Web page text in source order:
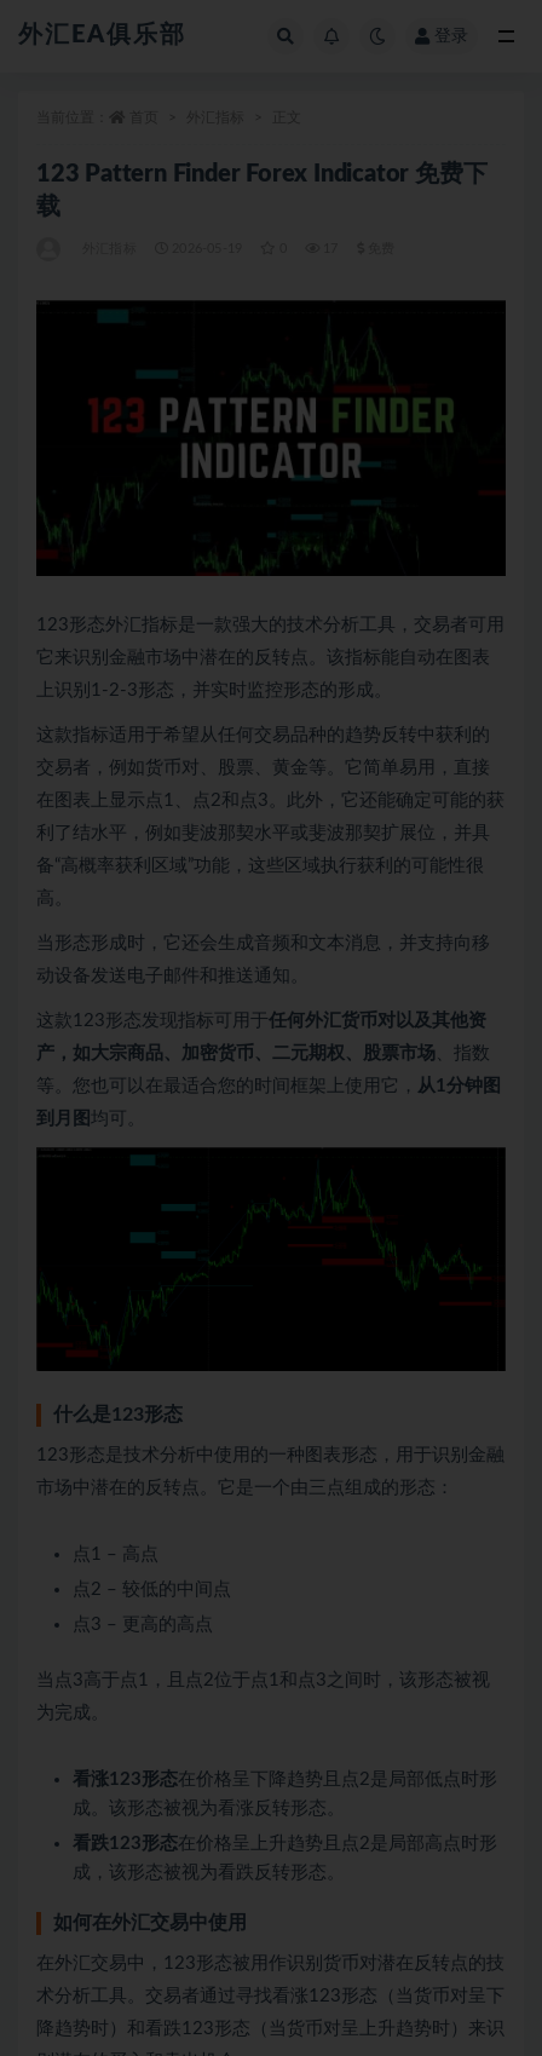
外汇EA俱乐部 登录
123 Pattern Finder Forex Indicator 免费下
载
123形态外汇指标是一款强大的技术分析工具，交易者可用
它来识别金融市场中潜在的反转点。该指标能自动在图表
上识别1-2-3形态，并实时监控形态的形成。
这款指标适用于希望从任何交易品种的趋势反转中获利的
交易者，例如货币对、股票、黄金等。它简单易用，直接
在图表上显示点1、点2和点3。此外，它还能确定可能的获
利了结水平，例如斐波那契水平或斐波那契扩展位，并具
备“高概率获利区域”功能，这些区域执行获利的可能性很
高。
当形态形成时，它还会生成音频和文本消息，并支持向移
动设备发送电子邮件和推送通知。
这款123形态发现指标可用于任何外汇货币对以及其他资
产，如大宗商品、加密货币、二元期权、股票市场 、指数
等。您也可以在最适合您的时间框架上使用它， 从1分钟图
到月图 均可。
什么是123形态
123形态是技术分析中使用的一种图表形态，用于识别金融
市场中潜在的反转点。它是一个由三点组成的形态：
点1 – 高点
点2 – 较低的中间点
点3 – 更高的高点
当点3高于点1，且点2位于点1和点3之间时，该形态被视
为完成。
看涨123形态在价格呈下降趋势且点2是局部低点时形
成。该形态被视为看涨反转形态。
看跌123形态在价格呈上升趋势且点2是局部高点时形
成，该形态被视为看跌反转形态。
如何在外汇交易中使用
在外汇交易中，123形态被用作识别货币对潜在反转点的技
术分析工具。交易者通过寻找看涨123形态（当货币对呈下
降趋势时）和看跌123形态（当货币对呈上升趋势时）来识